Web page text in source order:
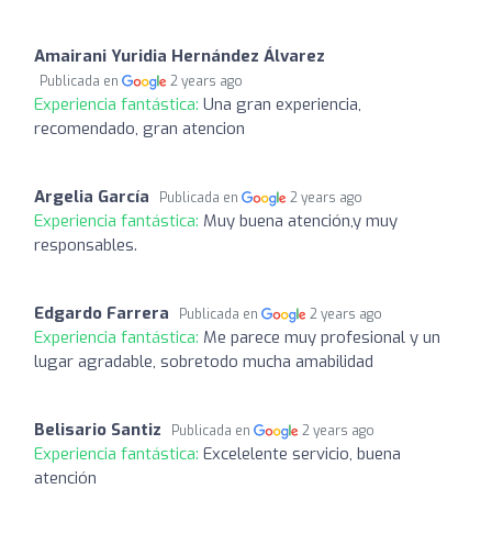
Amairani Yuridia Hernández Álvarez
Publicada en 2 years ago
Experiencia fantástica: Una gran experiencia,
recomendado, gran atencion
Argelia García Publicada en 2 years ago
Experiencia fantástica: Muy buena atención,y muy
responsables.
Edgardo Farrera Publicada en 2 years ago
Experiencia fantástica: Me parece muy profesional y un
lugar agradable, sobretodo mucha amabilidad
Belisario Santiz Publicada en 2 years ago
Experiencia fantástica: Excelelente servicio, buena
atención